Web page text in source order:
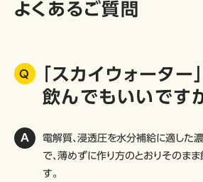
よくあるご質問
「スカイウォーター
飲んでもいいです
電解質、浸透圧を水分補給に適した
で、薄めずに作り方のとおりそのま
す。